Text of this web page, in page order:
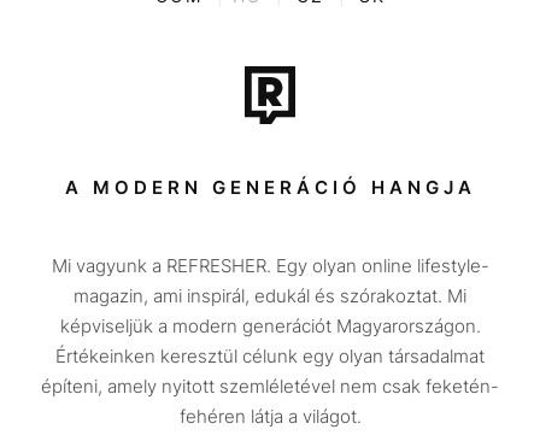
Tech-Tudomány
Sport
Társadalom
Utazás
Életmód
Design
Beszélgetések
A MODERN GENERÁCIÓ HANGJA
Mi vagyunk a REFRESHER. Egy olyan online lifestyle-
magazin, ami inspirál, edukál és szórakoztat. Mi
képviseljük a modern generációt Magyarországon.
Értékeinken keresztül célunk egy olyan társadalmat
építeni, amely nyitott szemléletével nem csak feketén-
fehéren látja a világot.